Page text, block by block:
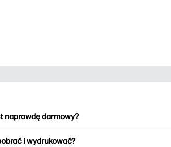
naprawdę darmowy?
i wydrukować?